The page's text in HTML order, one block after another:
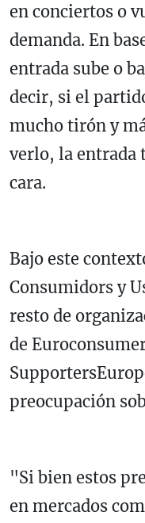
en conciertos o
demanda. En
entrada sube o
decir, si el
mucho tirón y
verlo, la entrada
cara.
Bajo este
Consumidors y
resto de
de
preocupación
"Si bien estos
en mercados